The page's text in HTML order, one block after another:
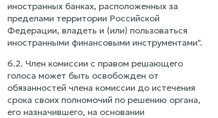
иностранных банках, расположенных за
пределами территории Российской
Федерации, владеть и (или) пользоваться
иностранными финансовыми инструментами".
6.2. Член комиссии с правом решающего
голоса может быть освобожден от
обязанностей члена комиссии до истечения
срока своих полномочий по решению органа,
его назначившего, на основании